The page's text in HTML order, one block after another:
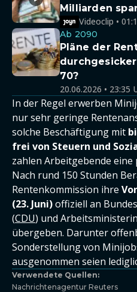
Milliarden
Videoclip •
Ab 2090
Pläne der
70?
20.06.2026 • 23:35
In der Regel erwerben
nur sehr geringe
solche Beschäftigung mit
frei von Steuern und
zahlen Arbeitgebende eine
Nach rund 150 Stunden
Rentenkommission ihre
(23. Juni)offiziell an
(CDU) und
übergeben. Darunter
Sonderstellung von
ausgenommen seien
Verwendete Quellen:
Nachrichtenagentur Reuters